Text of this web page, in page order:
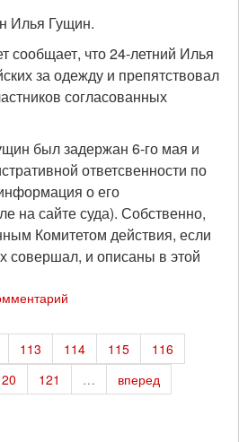
Илья Гущин.
сообщает, что 24-летний Илья
за одежду и препятствовал
согласованных
был задержан 6-го мая и
ответсвенности по
о его
на сайте суда). Собственно,
Комитетом действия, если
совершал, и описаны в этой
113 114 115
116
121 …
вперед